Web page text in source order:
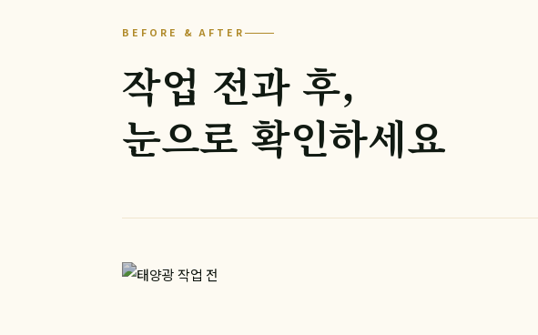
BEFORE & AFTER
작업 전과 후,
눈으로 확인하세요